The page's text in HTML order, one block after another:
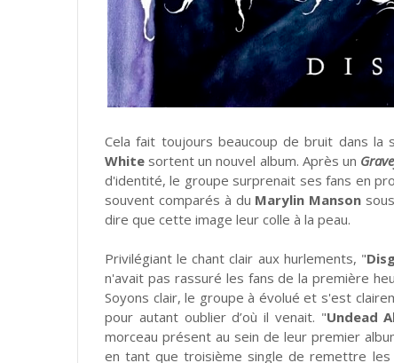
Cela fait toujours beaucoup de bruit dans la
White sortent un nouvel album. Après un
d'identité, le groupe surprenait ses fans en
souvent comparés à du Marylin Manson
dire que cette image leur colle à la peau.
Privilégiant le chant clair aux hurlements, "
n'avait pas rassuré les fans de la première
Soyons clair, le groupe à évolué et s'est
pour autant oublier d’où il venait. "Undead
morceau présent au sein de leur premier
en tant que troisième single de remettre